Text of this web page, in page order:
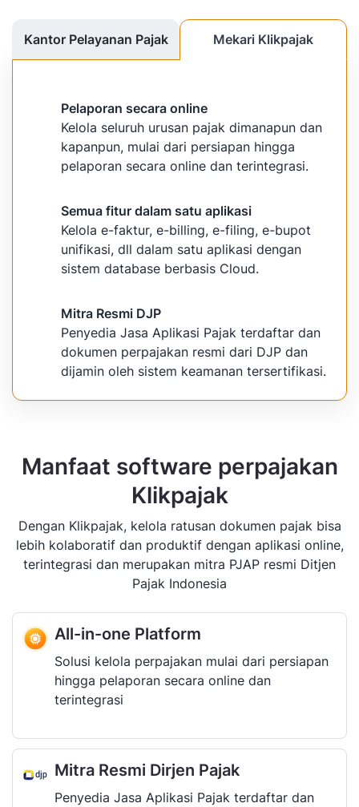
Kantor Pelayanan Pajak Mekari Klikpajak
Pelaporan secara online
Kelola seluruh urusan pajak dimanapun dan
kapanpun, mulai dari persiapan hingga
pelaporan secara online dan terintegrasi.
Semua fitur dalam satu aplikasi
Kelola e-faktur, e-billing, e-filing, e-bupot
unifikasi, dll dalam satu aplikasi dengan
sistem database berbasis Cloud.
Mitra Resmi DJP
Penyedia Jasa Aplikasi Pajak terdaftar dan
dokumen perpajakan resmi dari DJP dan
dijamin oleh sistem keamanan tersertifikasi.
Manfaat software perpajakan
Klikpajak
Dengan Klikpajak, kelola ratusan dokumen pajak bisa
lebih kolaboratif dan produktif dengan aplikasi online,
terintegrasi dan merupakan mitra PJAP resmi Ditjen
Pajak Indonesia
All-in-one Platform
Solusi kelola perpajakan mulai dari persiapan
hingga pelaporan secara online dan
terintegrasi
Mitra Resmi Dirjen Pajak
Penyedia Jasa Aplikasi Pajak terdaftar dan